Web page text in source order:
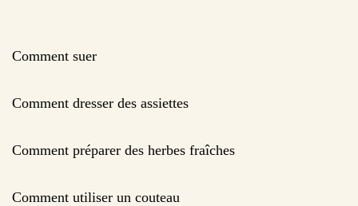
Comment suer
Comment dresser des assiettes
Comment préparer des herbes fraîches
Comment utiliser un couteau